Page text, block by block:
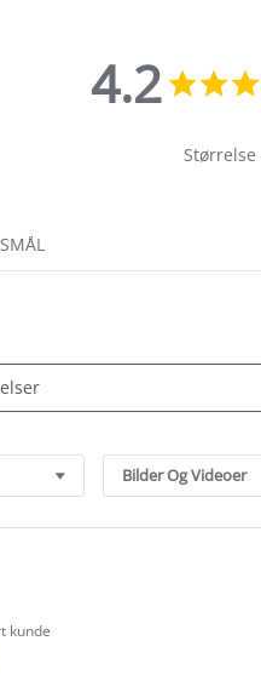
4.2
Størrelse
Bilder Og Videoer
kunde